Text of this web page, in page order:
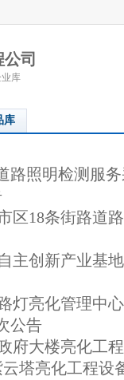
司
业库
库
路照明检测服
区18条街路道
主创新产业基
灯亮化管理中
公告
府大楼亮化工
塔亮化工程设